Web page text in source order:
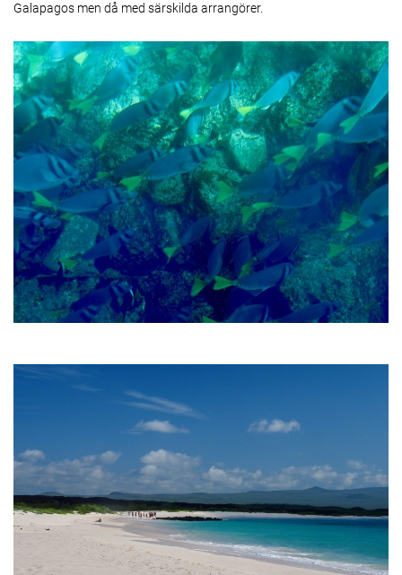
Galapagos men då med särskilda arrangörer.